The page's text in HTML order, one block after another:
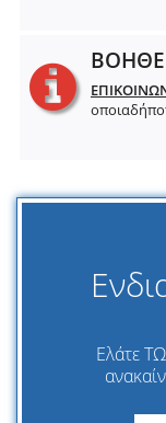
Ελάτε